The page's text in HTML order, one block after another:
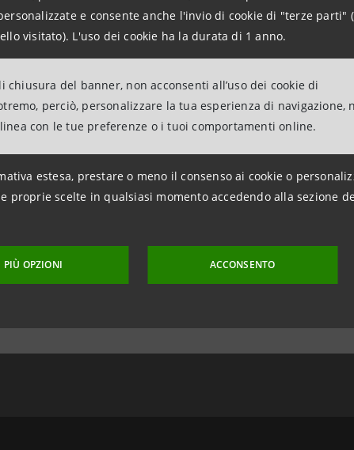
e consente anche l'invio di cookie di "terze parti"
visitato). L'uso dei cookie ha la durata di 1 anno.
chiusura del banner, non acconsenti all’uso dei cookie di
perciò, personalizzare la tua esperienza di navigazione,
con le tue preferenze o i tuoi comportamenti online.
estesa, prestare o meno il consenso ai cookie o
proprie scelte in qualsiasi momento accedendo alla sezione
PIÙ OPZIONI ACCONSENTO
la flotta più moderna e sostenibile.
favore di MarinoBus, realtà storica del Mezzogiorno e
Italia di SACE.